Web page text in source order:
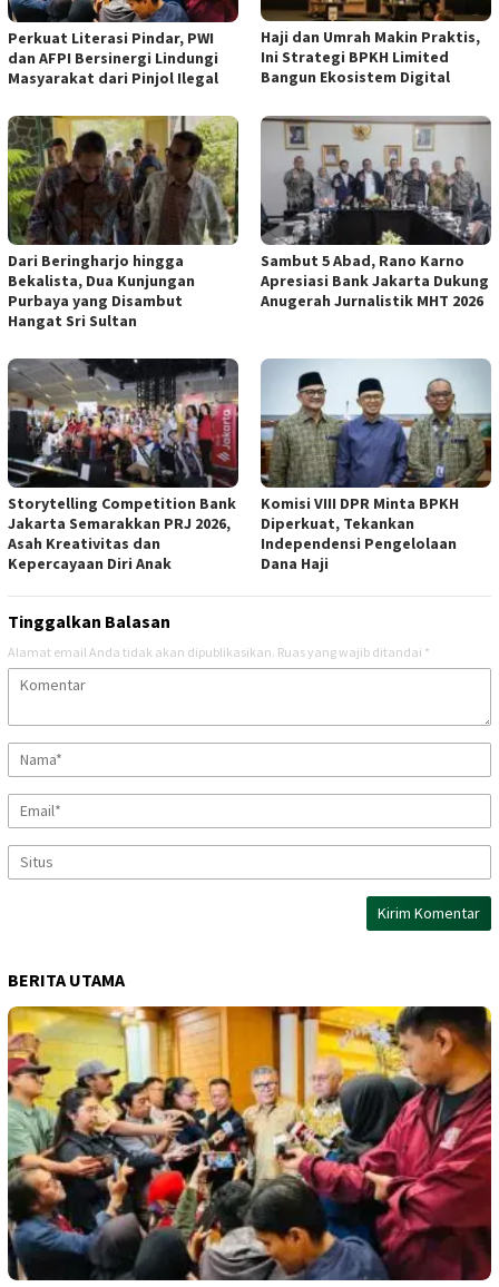
Perkuat Literasi Pindar, PWI
dan AFPI Bersinergi Lindungi
Masyarakat dari Pinjol Ilegal
Haji dan Umrah Makin Praktis,
Ini Strategi BPKH Limited
Bangun Ekosistem Digital
Dari Beringharjo hingga
Bekalista, Dua Kunjungan
Purbaya yang Disambut
Hangat Sri Sultan
Sambut 5 Abad, Rano Karno
Apresiasi Bank Jakarta Dukung
Anugerah Jurnalistik MHT 2026
Storytelling Competition Bank
Jakarta Semarakkan PRJ 2026,
Asah Kreativitas dan
Kepercayaan Diri Anak
Komisi VIII DPR Minta BPKH
Diperkuat, Tekankan
Independensi Pengelolaan
Dana Haji
Tinggalkan Balasan
Alamat email Anda tidak akan dipublikasikan. Ruas yang wajib ditandai *
BERITA UTAMA